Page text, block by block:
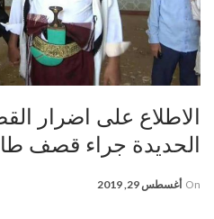
الاطلاع على اضرار
الحديدة جراء قصف
On أغسطس 29, 2019